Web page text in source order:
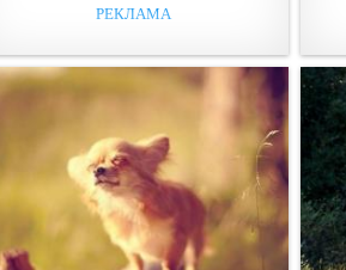
РЕКЛАМА